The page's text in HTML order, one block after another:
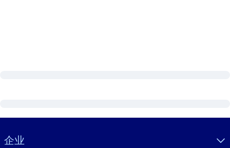
Visually hidden Text
企业